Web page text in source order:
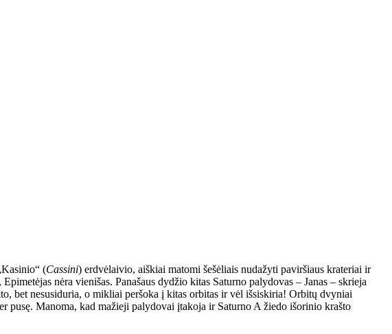
(Cassini) erdvėlaivio, aiškiai matomi šešėliais nudažyti paviršiaus krateriai ir
nėra vienišas. Panašaus dydžio kitas Saturno palydovas – Janas – skrieja
bet nesusiduria, o mikliai peršoka į kitas orbitas ir vėl išsiskiria! Orbitų dvyniai
pusę. Manoma, kad mažieji palydovai įtakoja ir Saturno A žiedo išorinio krašto